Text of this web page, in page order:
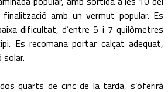
amb un vermut popular. Es
dificultat, d’entre 5 i 7 quilòmetres
Es recomana portar calçat adequat,
quarts de cinc de la tarda, s’oferirà